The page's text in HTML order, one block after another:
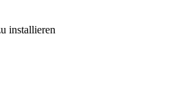
installieren